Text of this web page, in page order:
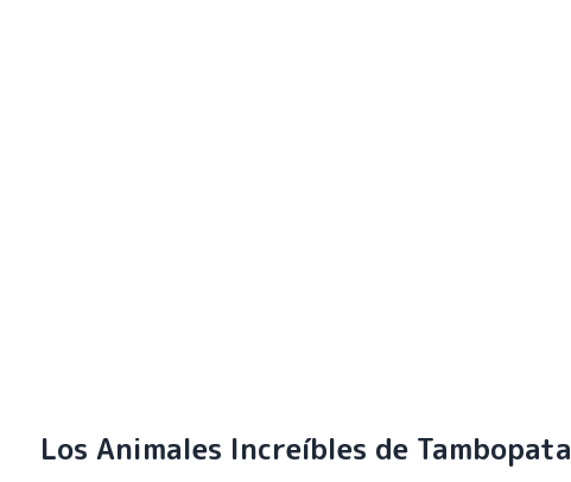
Los Animales Increíbles de Tambopata